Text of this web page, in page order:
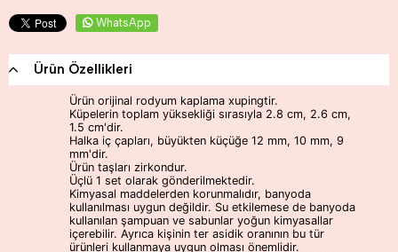
WhatsApp
Ürün Özellikleri
Ürün orijinal rodyum kaplama xupingtir.
Küpelerin toplam yüksekliği sırasıyla 2.8 cm, 2.6 cm,
1.5 cm'dir.
Halka iç çapları, büyükten küçüğe 12 mm, 10 mm, 9
mm'dir.
Ürün taşları zirkondur.
Üçlü 1 set olarak gönderilmektedir.
Kimyasal maddelerden korunmalıdır, banyoda
kullanılması uygun değildir. Su etkilemese de banyoda
kullanılan şampuan ve sabunlar yoğun kimyasallar
içerebilir. Ayrıca kişinin ter asidik oranının bu tür
ürünleri kullanmaya uygun olması önemlidir.